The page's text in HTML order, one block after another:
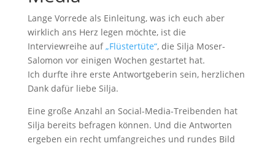
Lange Vorrede als Einleitung, was ich euch aber
wirklich ans Herz legen möchte, ist die
Interviewreihe auf„Flüstertüte“, die Silja Moser-
Salomon vor einigen Wochen gestartet hat.
Ich durfte ihre erste Antwortgeberin sein, herzlichen
Dank dafür liebe Silja.
Eine große Anzahl an Social-Media-Treibenden hat
Silja bereits befragen können. Und die Antworten
ergeben ein recht umfangreiches und rundes Bild